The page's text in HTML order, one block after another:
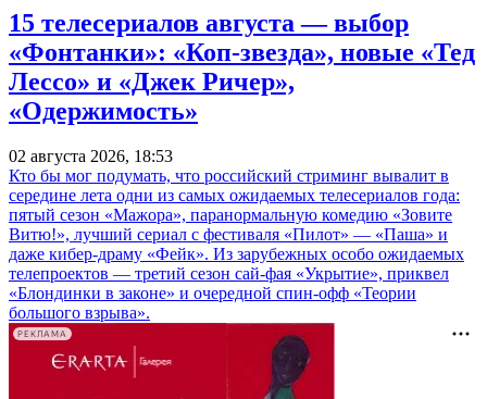
15 телесериалов августа — выбор
«Фонтанки»: «Коп-звезда», новые «Тед
Лессо» и «Джек Ричер»,
«Одержимость»
02 августа 2026, 18:53
Кто бы мог подумать, что российский стриминг вывалит в
середине лета одни из самых ожидаемых телесериалов года:
пятый сезон «Мажора», паранормальную комедию «Зовите
Витю!», лучший сериал с фестиваля «Пилот» — «Паша» и
даже кибер-драму «Фейк». Из зарубежных особо ожидаемых
телепроектов — третий сезон сай-фая «Укрытие», приквел
«Блондинки в законе» и очередной спин-офф «Теории
большого взрыва».
РЕКЛАМА